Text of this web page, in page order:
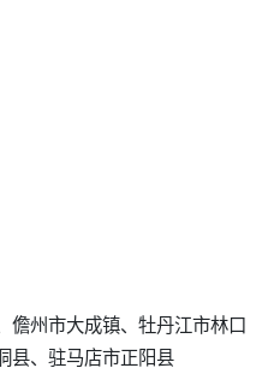
儋州市大成镇、牡丹江市林口
县、驻马店市正阳县